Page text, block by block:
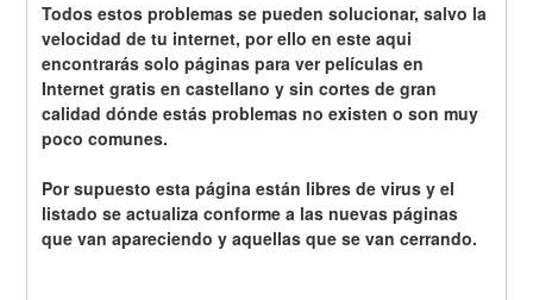
Todos estos problemas se pueden solucionar, salvo la
velocidad de tu internet, por ello en este aqui
encontrarás solo páginas para ver películas en
Internet gratis en castellano y sin cortes de gran
calidad dónde estás problemas no existen o son muy
poco comunes.
Por supuesto esta página están libres de virus y el
listado se actualiza conforme a las nuevas páginas
que van apareciendo y aquellas que se van cerrando.